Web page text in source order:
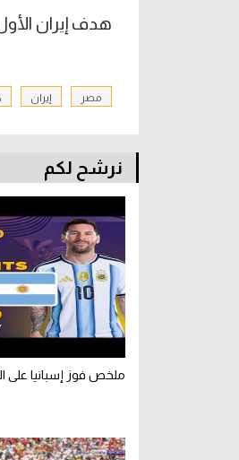
هدف إيران
مصر إيران
نرشح لكم
ملخص فوز إسبانيا على الأرجنتين 1-0